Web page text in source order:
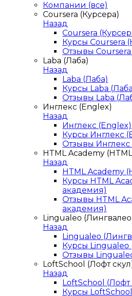
Компании (все)
Coursera (Курсера)
Назад
Coursera
Курсы Coursera
Отзывы Coursera
Laba (Лаба)
Назад
Laba (Лаба)
Курсы Laba
Отзывы Laba
Инглекс (Englex)
Назад
Инглекс (Englex)
Курсы Инглекс
Отзывы Инглекс
HTML Academy
Назад
HTML Academy
Курсы HTML
академия)
Отзывы HTML
академия)
Lingualeo
Назад
Lingualeo
Курсы Lingualeo
Отзывы
LoftSchool (Лофт
Назад
LoftSchool (Лофт
Курсы